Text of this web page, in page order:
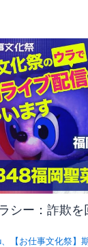
シー：詐欺
【お仕事文化祭】